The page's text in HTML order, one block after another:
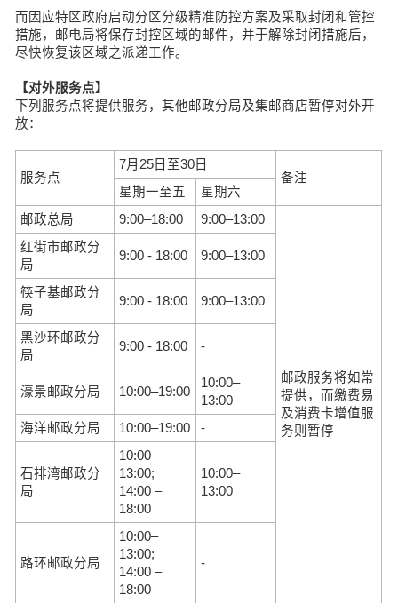
而因应特区政府启动分区分级精准防控方案及采取封闭和管控
措施，邮电局将保存封控区域的邮件，并于解除封闭措施后，
尽快恢复该区域之派递工作。
【对外服务点】
下列服务点将提供服务，其他邮政分局及集邮商店暂停对外开
放：
服务点
7月25日至30日
备注
星期一至五
星期六
邮政总局
9:00–18:00 9:00–13:00
邮政服务将如常
提供，而缴费易
及消费卡增值服
务则暂停
红街市邮政分
局
9:00 - 18:00 9:00–13:00
筷子基邮政分
局
9:00 - 18:00 9:00–13:00
黑沙环邮政分
局
9:00 - 18:00 -
濠景邮政分局 10:00–19:00
10:00–
13:00
海洋邮政分局
10:00–19:00 -
石排湾邮政分
局
10:00–
13:00;
14:00 –
18:00
10:00–
13:00
路环邮政分局
10:00–
13:00;
14:00 –
18:00
-